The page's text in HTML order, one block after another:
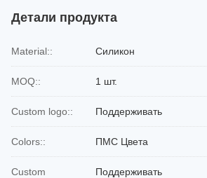
Детали продукта
Material:: Силикон
MOQ:: 1 шт.
Custom logo:: Поддерживать
Colors:: ПМС Цвета
Custom
Поддерживать